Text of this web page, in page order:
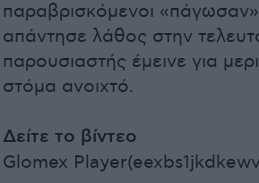
παραβρισκόμενοι
απάντησε λάθος στην
παρουσιαστής έμεινε για
στόμα ανοιχτό.
Δείτε το βίντεο
Glomex